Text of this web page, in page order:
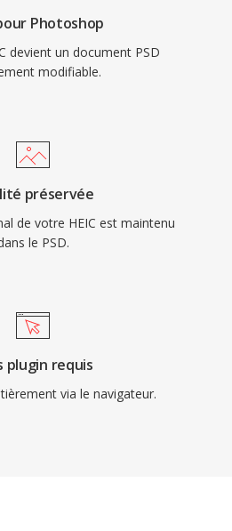
Photoshop
devient un document PSD
modifiable.
préservée
de votre HEIC est maintenu
le PSD.
plugin requis
via le navigateur.